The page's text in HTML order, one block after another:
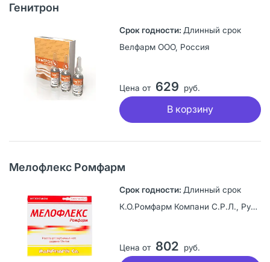
Генитрон
Длинный срок
Велфарм ООО, Россия
Цена от 629 руб.
В корзину
Мелофлекс Ромфарм
Длинный срок
К.О.Ромфарм Компани С.Р.Л., Румыния
Цена от 802 руб.